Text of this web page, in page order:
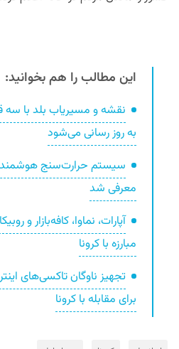
این مطالب را هم بخوانید:
نقشه و مسیریاب بلد با سه
به روز رسانی می‌شود
سیستم حرارت‌سنج هوشمند
معرفی شد
آپارات، نماوا، کافه‌بازار و
مبارزه با کرونا
تجهیز ناوگان تاکسی‌های
برای مقابله با کرونا